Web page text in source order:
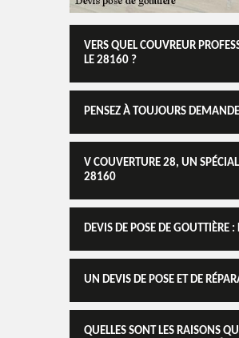
VERS QUEL COUVREUR
LE 28160 ?
PENSEZ À TOUJOURS
V COUVERTURE 28, UN
28160
DEVIS DE POSE DE GOUTTIÈRE
UN DEVIS DE POSE ET DE
QUELLES SONT LES RAISONS